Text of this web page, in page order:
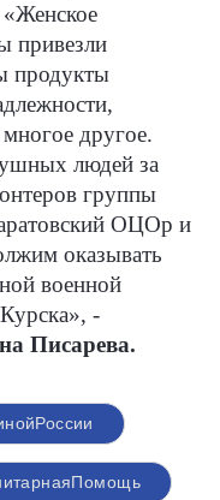
привезли
продукты
другое.
людей за
группы
ОЦОр и
оказывать
военной
-
Писарева.